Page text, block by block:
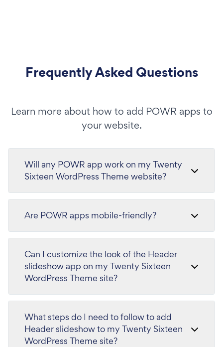
Frequently Asked Questions
Learn more about how to add POWR apps to
your website.
Will any POWR app work on my Twenty
Sixteen WordPress Theme website?
Are POWR apps mobile-friendly?
Can I customize the look of the Header
slideshow app on my Twenty Sixteen
WordPress Theme site?
What steps do I need to follow to add
Header slideshow to my Twenty Sixteen
WordPress Theme site?